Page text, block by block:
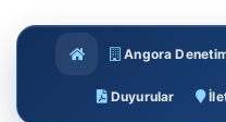
Angora
Duyurular